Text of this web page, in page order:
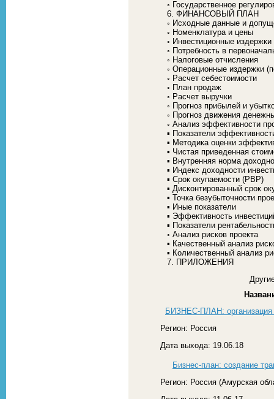
◦ Государственное
6. ФИНАНСОВЫЙ ПЛАН
◦ Исходные данные и
◦ Номенклатура и цены
◦ Инвестиционные издержки
◦ Потребность в
◦ Налоговые отчисления
◦ Операционные издержки
◦ Расчет себестоимости
◦ План продаж
◦ Расчет выручки
◦ Прогноз прибылей и
◦ Прогноз движения
◦ Анализ эффективности
▪ Показатели
▪ Методика оценки
▪ Чистая приведенная
▪ Внутренняя норма
▪ Индекс доходности
▪ Срок окупаемости (PBP)
▪ Дисконтированный срок
▪ Точка безубыточности
▪ Иные показатели
▪ Эффективность
▪ Показатели
◦ Анализ рисков проекта
▪ Качественный анализ
▪ Количественный анализ
7. ПРИЛОЖЕНИЯ
БИЗНЕС-ПЛАН: организация
Регион: Россия
Дата выхода: 19.06.18
Бизнес-план: создание
Регион: Россия (Амурская